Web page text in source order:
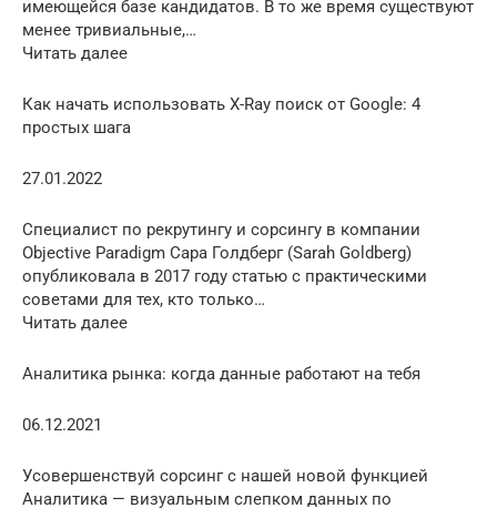
имеющейся базе кандидатов. В то же время существуют
менее тривиальные,…
Читать далее
Как начать использовать X-Ray поиск от Google: 4
простых шага
27.01.2022
Специалист по рекрутингу и сорсингу в компании
Objective Paradigm Сара Голдберг (Sarah Goldberg)
опубликовала в 2017 году статью с практическими
советами для тех, кто только…
Читать далее
Аналитика рынка: когда данные работают на тебя
06.12.2021
Усовершенствуй сорсинг с нашей новой функцией
Аналитика — визуальным слепком данных по